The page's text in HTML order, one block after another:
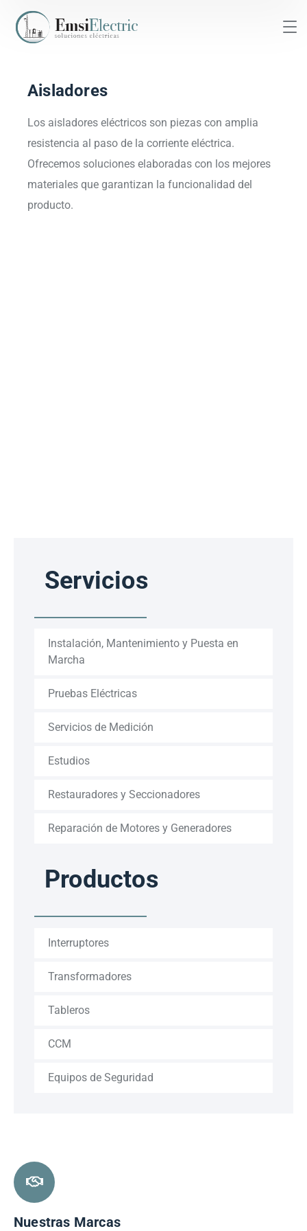
Aisladores
Los aisladores eléctricos son piezas con amplia
resistencia al paso de la corriente eléctrica.
Ofrecemos soluciones elaboradas con los mejores
materiales que garantizan la funcionalidad del
producto.
Servicios
Instalación, Mantenimiento y Puesta en
Marcha
Pruebas Eléctricas
Servicios de Medición
Estudios
Restauradores y Seccionadores
Reparación de Motores y Generadores
Productos
Interruptores
Transformadores
Tableros
CCM
Equipos de Seguridad
Nuestras Marcas